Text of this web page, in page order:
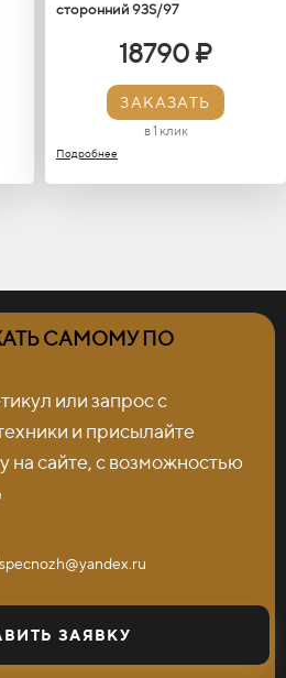
сторонний 93S/97
18790 ₽
ЗАКАЗАТЬ
в 1 клик
Подробнее
САМОМУ ПО
или запрос с
и присылайте
на сайте, с возможностью
ЗАЯВКУ